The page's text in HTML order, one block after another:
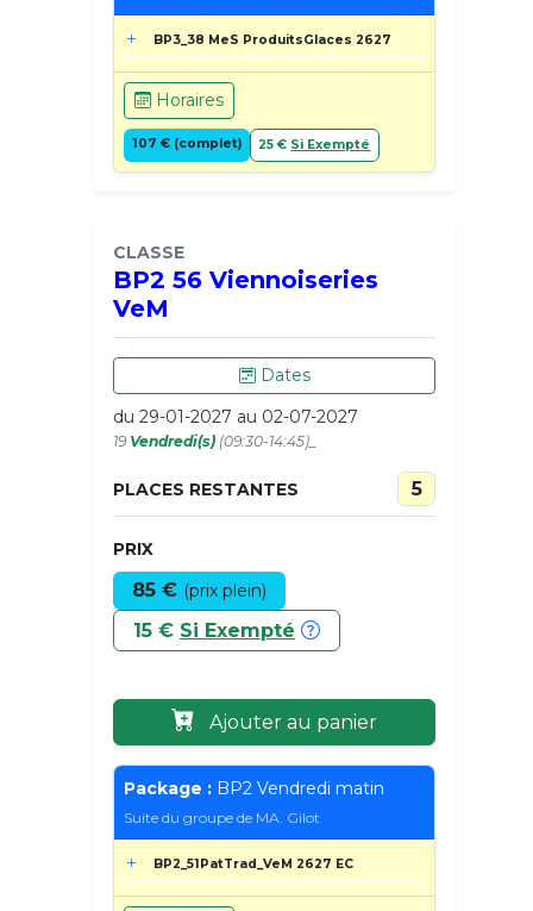
BP3_38 MeS ProduitsGlaces 2627
Horaires
107 € (complet) 25 € Si Exempté
CLASSE
BP2 56 Viennoiseries
VeM
Dates
du 29-01-2027 au 02-07-2027
19 Vendredi(s) (09:30-14:45)_
PLACES RESTANTES 5
PRIX
85 € (prix plein)
15 € Si Exempté
Ajouter au panier
Package : BP2 Vendredi matin
Suite du groupe de MA. Gilot
BP2_51PatTrad_VeM 2627 EC